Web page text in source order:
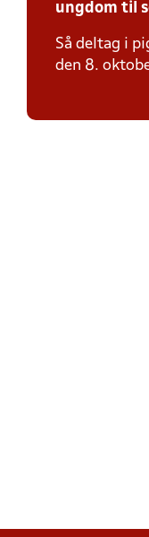
ungdom til
Så deltag i
den 8.